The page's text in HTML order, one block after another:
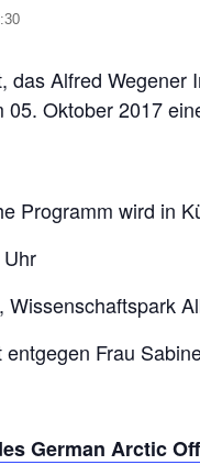
Alfred Wegener
Oktober 2017
Programm wird in
Wissenschaftspark
Frau
German Arctic